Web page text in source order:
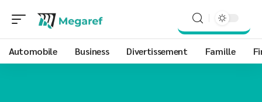
Automobile Business Divertissement Famille